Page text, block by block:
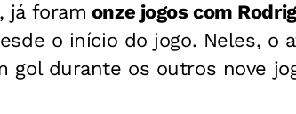
já foram onze jogos com
o início do jogo. Neles, o
gol durante os outros nove